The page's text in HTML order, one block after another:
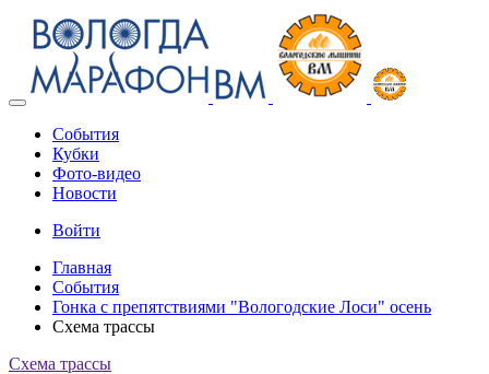
Toggle
navigationСобытия
Кубки
Фото-видео
Новости
Войти
Главная
События
Гонка с препятствиями "Вологодские Лоси" осень
Схема трассы
Схема трассы